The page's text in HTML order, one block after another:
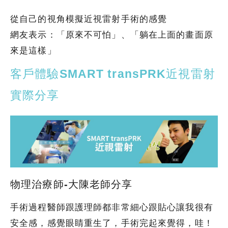
從自己的視角模擬近視雷射手術的感覺
網友表示：「原來不可怕」、「躺在上面的畫面原
來是這樣」
客戶體驗SMART transPRK近視雷射
實際分享
物理治療師-大陳老師分享
手術過程醫師跟護理師都非常細心跟貼心讓我很有
安全感，感覺眼睛重生了，手術完起來覺得，哇！